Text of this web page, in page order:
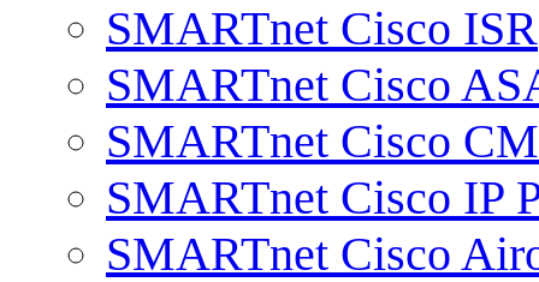
SMARTnet Cisco ISR
SMARTnet Cisco
SMARTnet Cisco
SMARTnet Cisco IP
SMARTnet Cisco